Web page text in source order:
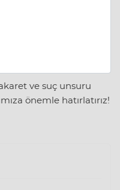
ve suç unsuru
önemle hatırlatırız!